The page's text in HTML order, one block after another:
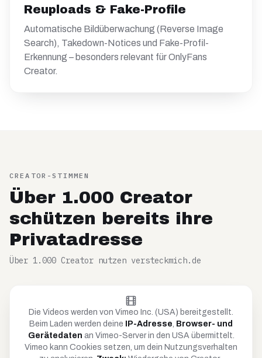
Reuploads & Fake-Profile
Automatische Bildüberwachung (Reverse Image
Search), Takedown-Notices und Fake-Profil-
Erkennung – besonders relevant für OnlyFans
Creator.
CREATOR-STIMMEN
Über 1.000 Creator
schützen bereits ihre
Privatadresse
Über 1.000 Creator nutzen versteckmich.de
Die Videos werden von Vimeo Inc. (USA) bereitgestellt.
Beim Laden werden deine
IP-Adresse, Browser- und
Gerätedaten an Vimeo-Server in den USA übermittelt.
Vimeo kann Cookies setzen, um dein Nutzungsverhalten